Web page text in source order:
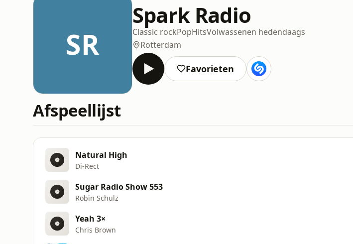
SR
Spark Radio
Classic rockPopHitsVolwassenen hedendaags
Rotterdam
Favorieten
Afspeellijst
Natural High
Di‐Rect
Sugar Radio Show 553
Robin Schulz
Yeah 3×
Chris Brown